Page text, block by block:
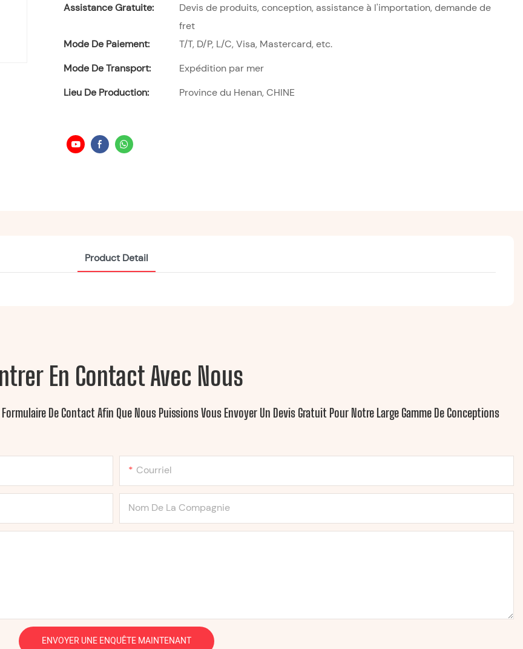
Assistance Gratuite:
Devis de produits, conception, assistance à l'importation, demande de
fret
Mode De Paiement:
T/T, D/P, L/C, Visa, Mastercard, etc.
Mode De Transport:
Expédition par mer
Lieu De Production:
Province du Henan, CHINE
Product Detail
En Contact Avec Nous
De Contact Afin Que Nous Puissions Vous Envoyer Un Devis Gratuit Pour Notre Large Gamme De Conceptions
Courriel
Nom De La Compagnie
ENVOYER UNE ENQUÊTE MAINTENANT